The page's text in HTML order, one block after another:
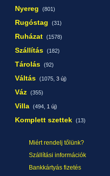
Nyereg (801)
Rugóstag (31)
Ruházat (1578)
Szállítás (182)
Tárolás (92)
Váltás (1075, 3 új)
Váz (355)
Villa (494, 1 új)
Komplett szettek (13)
Miért rendelj tőlünk?
Szállítási információk
Bankkártyás fizetés